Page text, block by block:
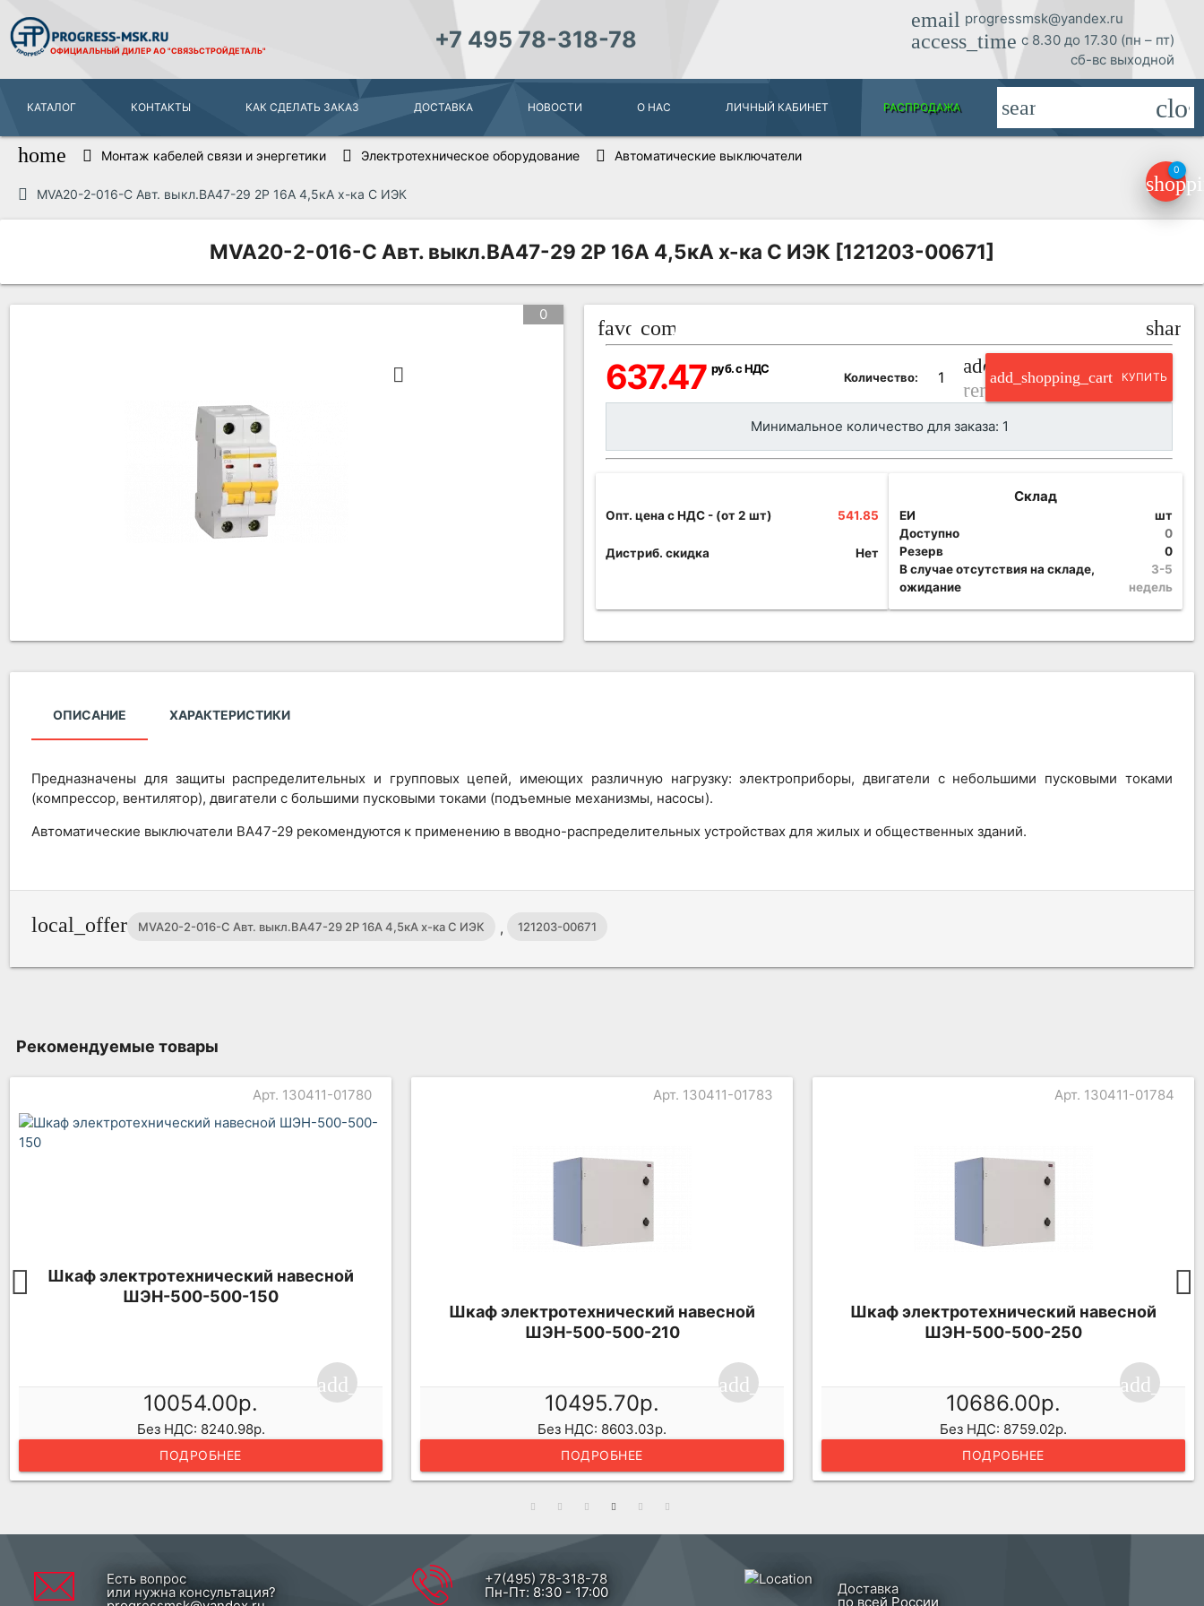
ОФИЦИАЛЬНЫЙ ДИЛЕРАО "СВЯЗЬСТРОЙДЕТАЛЬ" +7 495 78-318-78
email progressmsk@yandex.ru
access_time с 8.30 до 17.30 (пн – пт)
сб-вс выходной
КАТАЛОГ КОНТАКТЫ КАК СДЕЛАТЬ ЗАКАЗ ДОСТАВКА НОВОСТИ О НАС ЛИЧНЫЙ КАБИНЕТ РАСПРОДАЖА search
0
home Монтаж кабелей связи и энергетики Электротехническое оборудование Автоматические выключатели
MVA20-2-016-C Авт. выкл.ВА47-29 2Р 16А 4,5кА х-ка С ИЭК
MVA20-2-016-C Авт. выкл.ВА47-29 2Р 16А 4,5кА х-ка С ИЭК [121203-00671]
0
favorite_border
compare_arrows share
637.47руб. с НДС
Количество:
add_circle_outline
remove_circle_outline
add_shopping_cart КУПИТЬ
Минимальное количество для заказа: 1
Опт. цена c НДС- (от 2 шт) 541.85
Дистриб. скидка Нет
Склад
ЕИ
шт
Доступно
0
Резерв
0
В случае отсутствия на складе,
ожидание
3-5
недель
ОПИСАНИЕ ХАРАКТЕРИСТИКИ
Предназначены для защиты распределительных и групповых цепей, имеющих различную нагрузку: электроприборы, двигатели с небольшими пусковыми токами
(компрессор, вентилятор), двигатели с большими пусковыми токами (подъемные механизмы, насосы).
Автоматические выключатели ВА47-29 рекомендуются к применению в вводно-распределительных устройствах для жилых и общественных зданий.
local_offer MVA20-2-016-C Авт. выкл.ВА47-29 2Р 16А 4,5кА х-ка С ИЭК , 121203-00671
Рекомендуемые товары
Арт. 130411-01780
Шкаф электротехнический навесной
ШЭН-500-500-150
add_shopping_cart
10054.00р.
Без НДС: 8240.98р.
ПОДРОБНЕЕ
Арт. 130411-01783
Шкаф электротехнический навесной
ШЭН-500-500-210
add_shopping_cart
10495.70р.
Без НДС: 8603.03р.
ПОДРОБНЕЕ
Арт. 130411-01784
Шкаф электротехнический навесной
ШЭН-500-500-250
10686.00р.
Без НДС: 8759.02р.
ПОДРОБНЕЕ
Есть вопрос
или нужна консультация?
+7(495) 78-318-78
Пн-Пт: 8:30 - 17:00 Доставка
по всей России